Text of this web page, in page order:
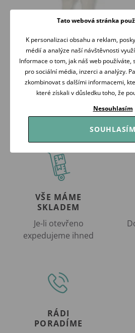
349 Kč
Skladem
Koupit
VŠE MÁME
SKLADEM
Je-li otevřeno
expedujeme ihned
RÁDI
PORADÍME
Tato webová stránka
K personalizaci obsahu a reklam,
médií a analýze naší návštěvnosti
Informace o tom, jak náš web používáte,
pro sociální média, inzerci a analýzy.
zkombinovat s dalšími informacemi,
které získali v důsledku toho, že
Nesouhlasím
SOUHLASÍM